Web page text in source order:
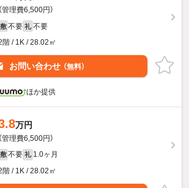
（管理費6,500円）
敷 不要 礼 不要
階 / 1K / 28.02㎡
お問い合わせ （無料）
ほか提供
万円
（管理費6,500円）
敷 不要 礼 1.0ヶ月
階 / 1K / 28.02㎡